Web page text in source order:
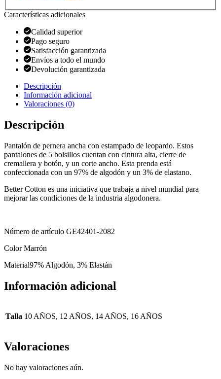
Características adicionales
Calidad superior
Pago seguro
Satisfacción garantizada
Envíos a todo el mundo
Devolución garantizada
Descripción
Información adicional
Valoraciones (0)
Descripción
Pantalón de pernera ancha con estampado de leopardo. Estos
pantalones de 5 bolsillos cuentan con cintura alta, cierre de
cremallera y botón, y un corte ancho. Esta prenda está
confeccionada con un 97% de algodón y un 3% de elastano.
Better Cotton es una iniciativa que trabaja a nivel mundial para
mejorar las condiciones de la industria algodonera.
Número de artículo GE42401-2082
Color Marrón
Material97% Algodón, 3% Elastán
Información adicional
Talla 10 AÑOS, 12 AÑOS, 14 AÑOS, 16 AÑOS
Valoraciones
No hay valoraciones aún.